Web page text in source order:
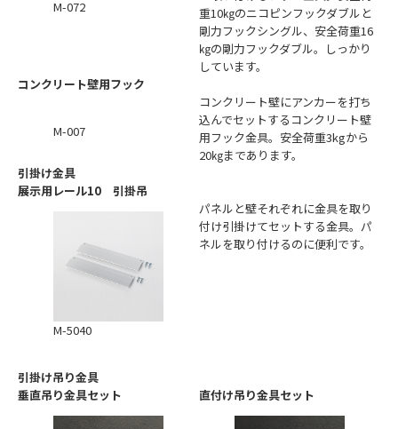
M-072
重10㎏のニコピンフックダブルと
剛力フックシングル、安全荷重16
㎏の剛力フックダブル。しっかり
しています。
コンクリート壁用フック
M-007
コンクリート壁にアンカーを打ち
込んでセットするコンクリート壁
用フック金具。安全荷重3kgから
20㎏まであります。
引掛け金具
展示用レール10 引掛吊
M-5040
パネルと壁それぞれに金具を取り
付け引掛けてセットする金具。パ
ネルを取り付けるのに便利です。
引掛け吊り金具
垂直吊り金具セット
直付け吊り金具セット